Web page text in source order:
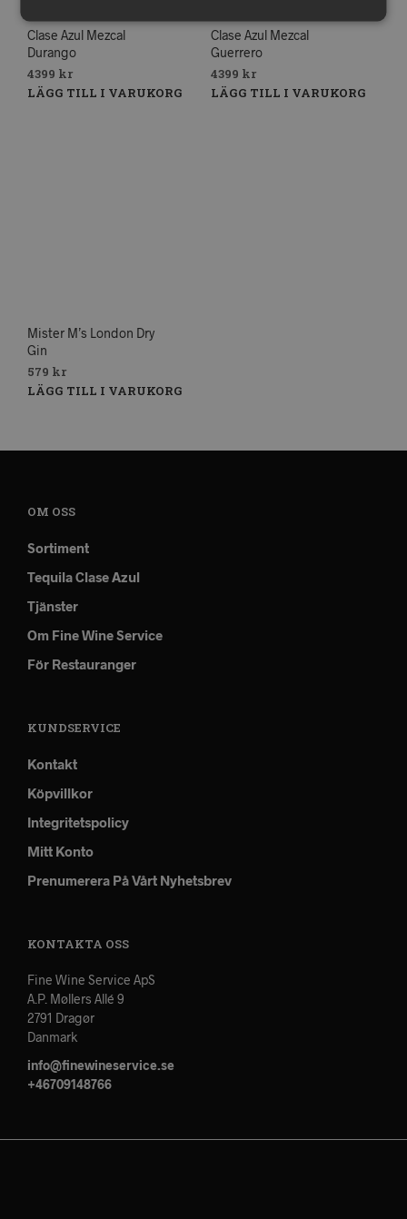
Clase Azul Mezcal
Durango
4399 kr
LÄGG TILL I VARUKORG
Clase Azul Mezcal
Guerrero
4399 kr
LÄGG TILL I VARUKORG
Mister M’s London Dry
Gin
579 kr
LÄGG TILL I VARUKORG
OM OSS
Sortiment
Tequila Clase Azul
Tjänster
Om Fine Wine Service
För Restauranger
KUNDSERVICE
Kontakt
Köpvillkor
Integritetspolicy
Mitt Konto
Prenumerera På Vårt Nyhetsbrev
KONTAKTA OSS
Fine Wine Service ApS
A.P. Møllers Allé 9
2791 Dragør
Danmark
info@finewineservice.se
+46709148766